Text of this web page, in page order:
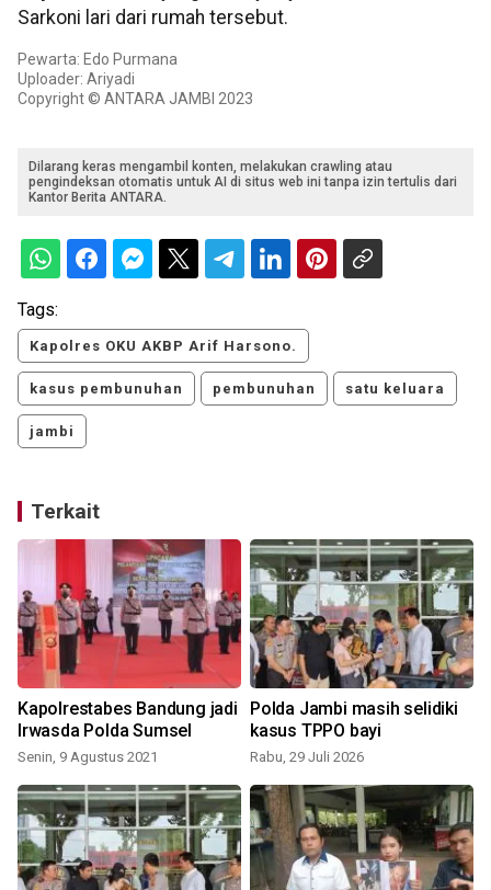
Sarkoni lari dari rumah tersebut.
Pewarta: Edo Purmana
Uploader: Ariyadi
Copyright © ANTARA JAMBI 2023
Dilarang keras mengambil konten, melakukan crawling atau
pengindeksan otomatis untuk AI di situs web ini tanpa izin tertulis dari
Kantor Berita ANTARA.
Tags:
Kapolres OKU AKBP Arif Harsono.
kasus pembunuhan pembunuhan satu keluara
jambi
Terkait
Kapolrestabes Bandung jadi
Irwasda Polda Sumsel
Senin, 9 Agustus 2021
Polda Jambi masih selidiki
kasus TPPO bayi
Rabu, 29 Juli 2026